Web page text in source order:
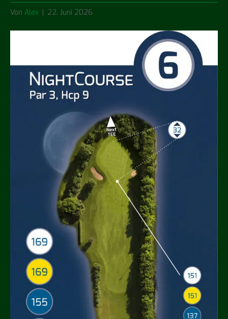
Von Alex 22. Juni 2026